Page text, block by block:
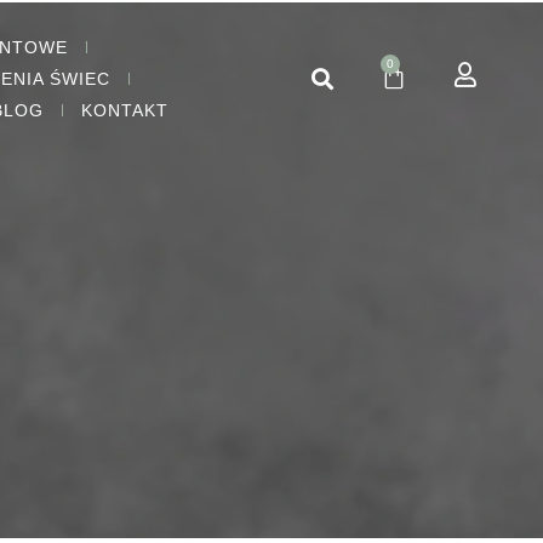
ŚWIEC
KONTAKT
0